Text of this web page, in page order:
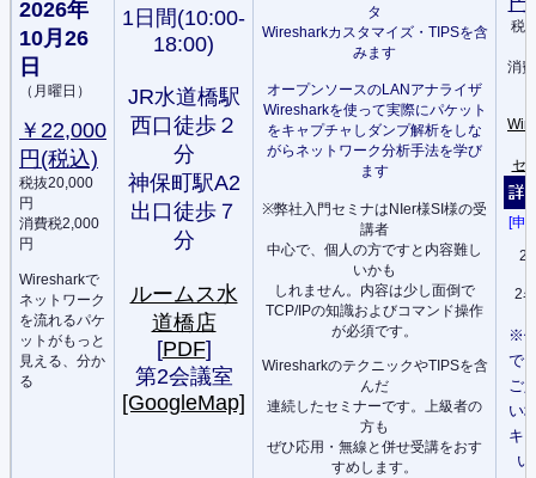
2026年
10月26
日
（月曜日）
￥22,000
円(税込)
税抜20,000
円
消費税2,000
円
Wiresharkで
ネットワーク
を流れるパケ
ットがもっと
見える、分か
る
1日間(10:00-
18:00)
JR水道橋駅
西口徒歩２
分
神保町駅A2
出口徒歩７
分
ルームス水
道橋店
[PDF]
第2会議室
[GoogleMap]
タ
Wiresharkカスタマイズ・TIPSを含
みます
オープンソースのLANアナライザ
Wiresharkを使って実際にパケット
をキャプチャしダンプ解析をしな
がらネットワーク分析手法を学び
ます
※弊社入門セミナはNIer様SI様の受
講者
中心で、個人の方ですと内容難し
いかも
しれません。内容は少し面倒で
TCP/IPの知識およびコマンド操作
が必須です。
WiresharkのテクニックやTIPSを含
んだ
連続したセミナーです。上級者の
方も
ぜひ応用・無線と併せ受講をおす
すめします。
税
消
セ
[申
2
※
で
ご
い
キ
い